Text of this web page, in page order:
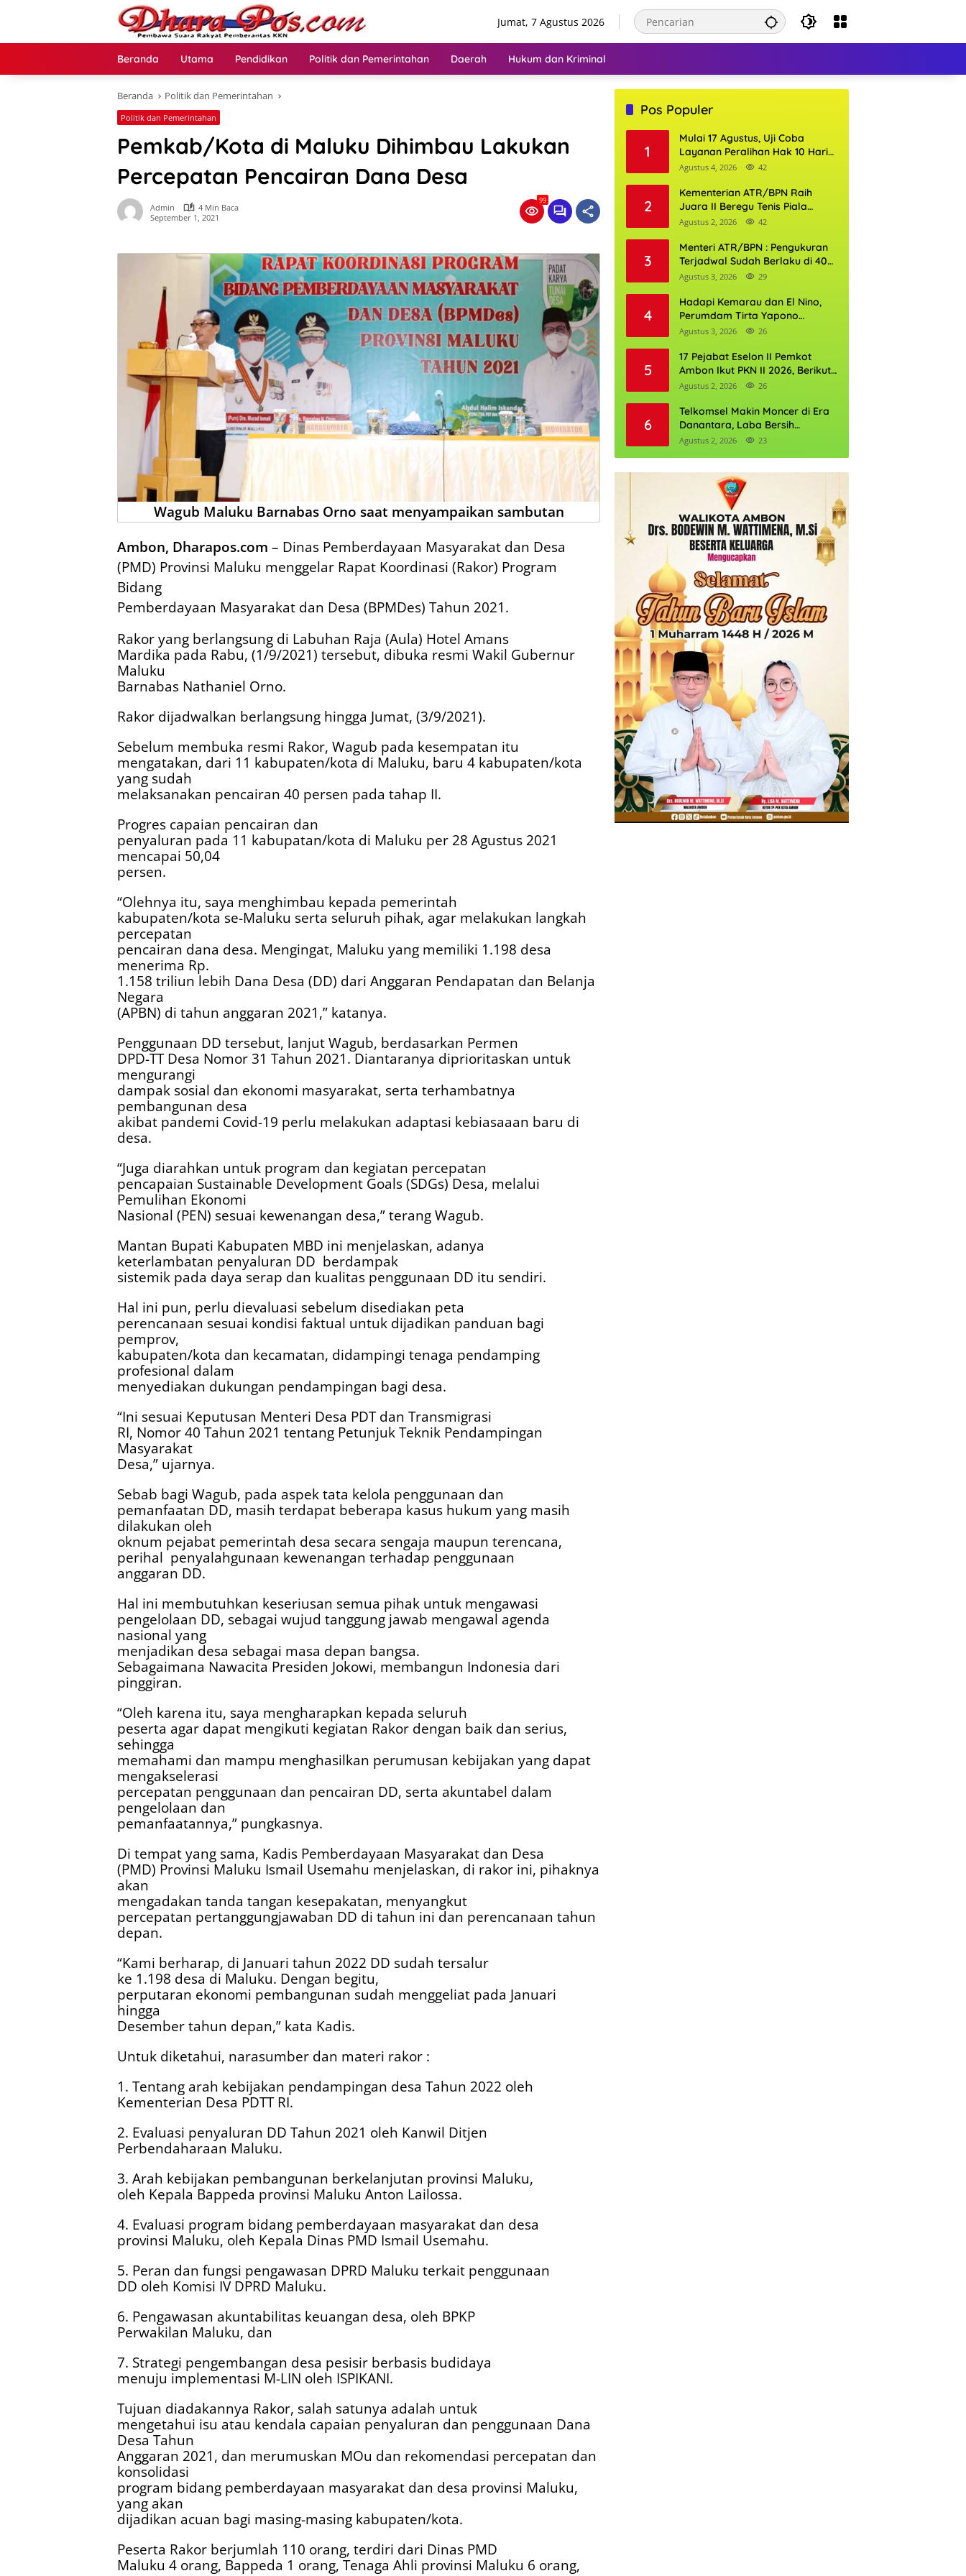
Jumat, 7 Agustus 2026
Beranda Utama Pendidikan Politik dan Pemerintahan Daerah Hukum dan Kriminal
Beranda Politik dan Pemerintahan
Politik dan Pemerintahan
Pemkab/Kota di Maluku Dihimbau Lakukan
Percepatan Pencairan Dana Desa
Admin
4 Min Baca
September 1, 2021
99
Wagub Maluku Barnabas Orno saat menyampaikan sambutan
Ambon, Dharapos.com – Dinas Pemberdayaan Masyarakat dan Desa
(PMD) Provinsi Maluku menggelar Rapat Koordinasi (Rakor) Program
Bidang
Pemberdayaan Masyarakat dan Desa (BPMDes) Tahun 2021.
Rakor yang berlangsung di Labuhan Raja (Aula) Hotel Amans
Mardika pada Rabu, (1/9/2021) tersebut, dibuka resmi Wakil Gubernur
Maluku
Barnabas Nathaniel Orno.
Rakor dijadwalkan berlangsung hingga Jumat, (3/9/2021).
Sebelum membuka resmi Rakor, Wagub pada kesempatan itu
mengatakan, dari 11 kabupaten/kota di Maluku, baru 4 kabupaten/kota
yang sudah
melaksanakan pencairan 40 persen pada tahap II.
Progres capaian pencairan dan
penyaluran pada 11 kabupatan/kota di Maluku per 28 Agustus 2021
mencapai 50,04
persen.
“Olehnya itu, saya menghimbau kepada pemerintah
kabupaten/kota se-Maluku serta seluruh pihak, agar melakukan langkah
percepatan
pencairan dana desa. Mengingat, Maluku yang memiliki 1.198 desa
menerima Rp.
1.158 triliun lebih Dana Desa (DD) dari Anggaran Pendapatan dan Belanja
Negara
(APBN) di tahun anggaran 2021,” katanya.
Penggunaan DD tersebut, lanjut Wagub, berdasarkan Permen
DPD-TT Desa Nomor 31 Tahun 2021. Diantaranya diprioritaskan untuk
mengurangi
dampak sosial dan ekonomi masyarakat, serta terhambatnya
pembangunan desa
akibat pandemi Covid-19 perlu melakukan adaptasi kebiasaaan baru di
desa.
“Juga diarahkan untuk program dan kegiatan percepatan
pencapaian Sustainable Development Goals (SDGs) Desa, melalui
Pemulihan Ekonomi
Nasional (PEN) sesuai kewenangan desa,” terang Wagub.
Mantan Bupati Kabupaten MBD ini menjelaskan, adanya
keterlambatan penyaluran DD berdampak
sistemik pada daya serap dan kualitas penggunaan DD itu sendiri.
Hal ini pun, perlu dievaluasi sebelum disediakan peta
perencanaan sesuai kondisi faktual untuk dijadikan panduan bagi
pemprov,
kabupaten/kota dan kecamatan, didampingi tenaga pendamping
profesional dalam
menyediakan dukungan pendampingan bagi desa.
“Ini sesuai Keputusan Menteri Desa PDT dan Transmigrasi
RI, Nomor 40 Tahun 2021 tentang Petunjuk Teknik Pendampingan
Masyarakat
Desa,” ujarnya.
Sebab bagi Wagub, pada aspek tata kelola penggunaan dan
pemanfaatan DD, masih terdapat beberapa kasus hukum yang masih
dilakukan oleh
oknum pejabat pemerintah desa secara sengaja maupun terencana,
perihal penyalahgunaan kewenangan terhadap penggunaan
anggaran DD.
Hal ini membutuhkan keseriusan semua pihak untuk mengawasi
pengelolaan DD, sebagai wujud tanggung jawab mengawal agenda
nasional yang
menjadikan desa sebagai masa depan bangsa.
Sebagaimana Nawacita Presiden Jokowi, membangun Indonesia dari
pinggiran.
“Oleh karena itu, saya mengharapkan kepada seluruh
peserta agar dapat mengikuti kegiatan Rakor dengan baik dan serius,
sehingga
memahami dan mampu menghasilkan perumusan kebijakan yang dapat
mengakselerasi
percepatan penggunaan dan pencairan DD, serta akuntabel dalam
pengelolaan dan
pemanfaatannya,” pungkasnya.
Di tempat yang sama, Kadis Pemberdayaan Masyarakat dan Desa
(PMD) Provinsi Maluku Ismail Usemahu menjelaskan, di rakor ini, pihaknya
akan
mengadakan tanda tangan kesepakatan, menyangkut
percepatan pertanggungjawaban DD di tahun ini dan perencanaan tahun
depan.
“Kami berharap, di Januari tahun 2022 DD sudah tersalur
ke 1.198 desa di Maluku. Dengan begitu,
perputaran ekonomi pembangunan sudah menggeliat pada Januari
hingga
Desember tahun depan,” kata Kadis.
Untuk diketahui, narasumber dan materi rakor :
1. Tentang arah kebijakan pendampingan desa Tahun 2022 oleh
Kementerian Desa PDTT RI.
2. Evaluasi penyaluran DD Tahun 2021 oleh Kanwil Ditjen
Perbendaharaan Maluku.
3. Arah kebijakan pembangunan berkelanjutan provinsi Maluku,
oleh Kepala Bappeda provinsi Maluku Anton Lailossa.
4. Evaluasi program bidang pemberdayaan masyarakat dan desa
provinsi Maluku, oleh Kepala Dinas PMD Ismail Usemahu.
5. Peran dan fungsi pengawasan DPRD Maluku terkait penggunaan
DD oleh Komisi IV DPRD Maluku.
6. Pengawasan akuntabilitas keuangan desa, oleh BPKP
Perwakilan Maluku, dan
7. Strategi pengembangan desa pesisir berbasis budidaya
menuju implementasi M-LIN oleh ISPIKANI.
Tujuan diadakannya Rakor, salah satunya adalah untuk
mengetahui isu atau kendala capaian penyaluran dan penggunaan Dana
Desa Tahun
Anggaran 2021, dan merumuskan MOu dan rekomendasi percepatan dan
konsolidasi
program bidang pemberdayaan masyarakat dan desa provinsi Maluku,
yang akan
dijadikan acuan bagi masing-masing kabupaten/kota.
Peserta Rakor berjumlah 110 orang, terdiri dari Dinas PMD
Maluku 4 orang, Bappeda 1 orang, Tenaga Ahli provinsi Maluku 6 orang,
Pos Populer
1
Mulai 17 Agustus, Uji Coba
Layanan Peralihan Hak 10 Hari
di 15 Kantor Pertanahan
Agustus 4, 2026 42
2
Kementerian ATR/BPN Raih
Juara II Beregu Tenis Piala
Gubernur DKI Jakarta 2026
Agustus 2, 2026 42
3
Menteri ATR/BPN : Pengukuran
Terjadwal Sudah Berlaku di 400
Kantor Pertanahan
Agustus 3, 2026 29
4
Hadapi Kemarau dan El Nino,
Perumdam Tirta Yapono
Perkuat Cadangan Air Ambon
Agustus 3, 2026 26
5
17 Pejabat Eselon II Pemkot
Ambon Ikut PKN II 2026, Berikut
Daftarnya
Agustus 2, 2026 26
6
Telkomsel Makin Moncer di Era
Danantara, Laba Bersih
Semester I 2026 Tembus Rp10,4
Agustus 2, 2026 23